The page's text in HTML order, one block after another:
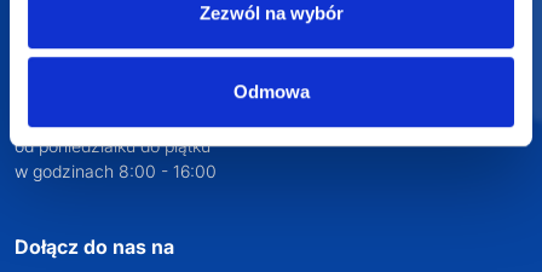
Zezwól na wybór
Odmowa
biuro@supergadzet.com
Zapraszamy do kontaktu
od poniedziałku do piątku
w godzinach 8:00 - 16:00
Dołącz do nas na